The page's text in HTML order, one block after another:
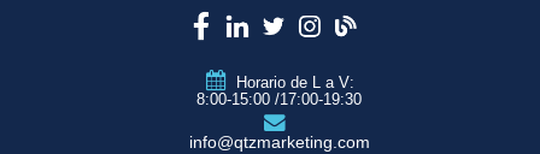
Horario de L a V:
8:00-15:00 /17:00-19:30
info@qtzmarketing.com